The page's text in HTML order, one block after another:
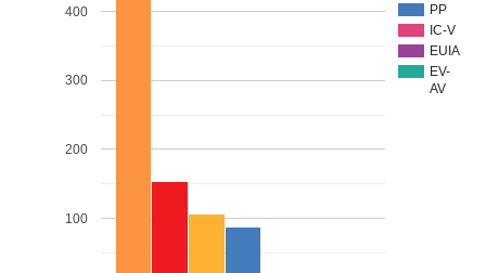
PP
IC-V
EUIA
EV-
AV
100
200
300
400